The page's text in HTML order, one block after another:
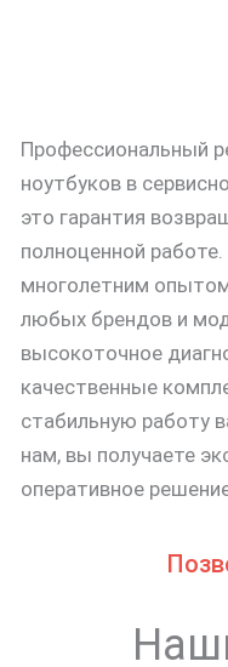
Профессиональный
ноутбуков в
это гарантия
полноценной
многолетним
любых брендов и
высокоточное
качественные
стабильную работу
нам, вы получаете
оперативное